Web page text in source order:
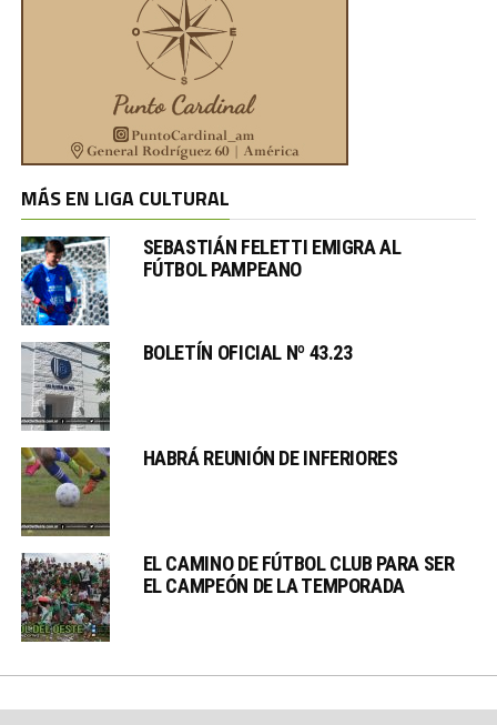
MÁS EN LIGA CULTURAL
SEBASTIÁN FELETTI EMIGRA AL
FÚTBOL PAMPEANO
BOLETÍN OFICIAL Nº 43.23
HABRÁ REUNIÓN DE INFERIORES
EL CAMINO DE FÚTBOL CLUB PARA SER
EL CAMPEÓN DE LA TEMPORADA